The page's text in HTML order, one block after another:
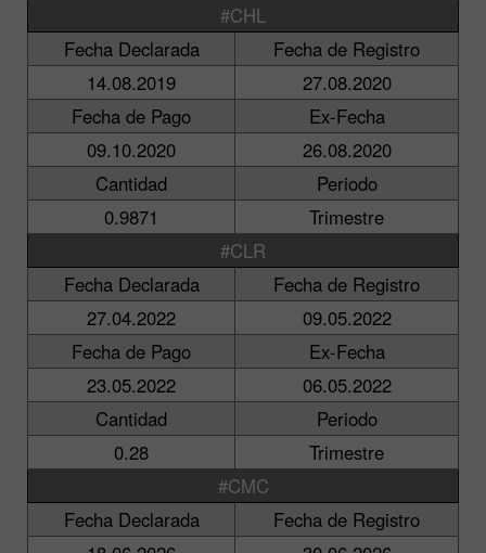
#CHL
Fecha Declarada
Fecha de Registro
14.08.2019
27.08.2020
Fecha de Pago
Ex-Fecha
09.10.2020
26.08.2020
Cantidad
Periodo
0.9871
Trimestre
#CLR
Fecha Declarada
Fecha de Registro
27.04.2022
09.05.2022
Fecha de Pago
Ex-Fecha
23.05.2022
06.05.2022
Cantidad
Periodo
0.28
Trimestre
#CMC
Fecha Declarada
Fecha de Registro